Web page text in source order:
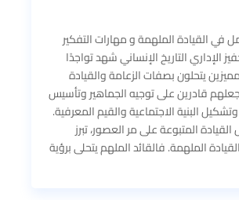
في القيادة الملهمة و مهارات التفكير
الإداري التاريخ الإنساني شهد تواجدًا
يتحلون بصفات الزعامة والقيادة
قادرين على توجيه الجماهير وتأسيس
البنية الاجتماعية والقيم المعرفية.
المتبوعة على مر العصور، تبرز
الملهمة. فالقائد الملهم يتحلى برؤية